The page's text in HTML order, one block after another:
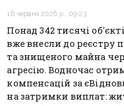
16 червня 2026 р., 09:03
Понад 342 тисячі
вже внесли до реєстру
та знищеного майна
агресію. Водночас
компенсацій за
на затримки виплат: